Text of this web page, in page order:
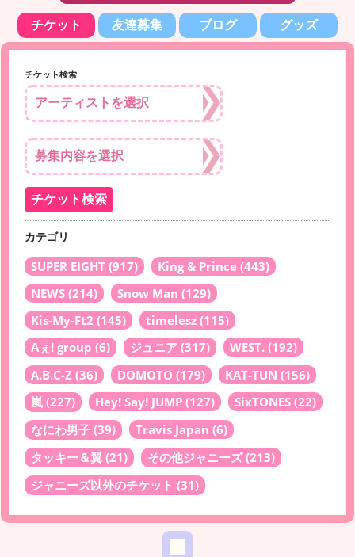
チケット 友達募集 ブログ グッズ
チケット検索
カテゴリ
SUPER EIGHT (917) King & Prince (443)
NEWS (214) Snow Man (129)
Kis-My-Ft2 (145) timelesz (115)
Aぇ! group (6) ジュニア (317) WEST. (192)
A.B.C-Z (36) DOMOTO (179) KAT-TUN (156)
嵐 (227) Hey! Say! JUMP (127) SixTONES (22)
なにわ男子 (39) Travis Japan (6)
タッキー＆翼 (21) その他ジャニーズ(213)
ジャニーズ以外のチケット (31)